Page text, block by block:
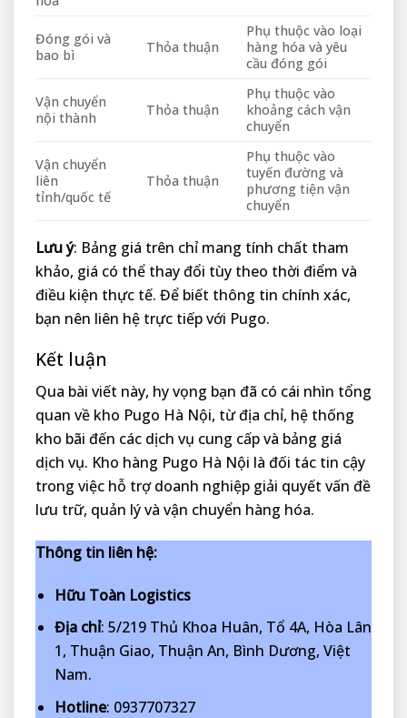
Đóng gói và
bao bì
Thỏa thuận
Phụ thuộc vào loại
hàng hóa và yêu
cầu đóng gói
Vận chuyển
nội thành
Thỏa thuận
Phụ thuộc vào
khoảng cách vận
chuyển
Vận chuyển
liên
tỉnh/quốc tế
Thỏa thuận
Phụ thuộc vào
tuyến đường và
phương tiện vận
chuyển
Lưu ý: Bảng giá trên chỉ mang tính chất tham
khảo, giá có thể thay đổi tùy theo thời điểm và
điều kiện thực tế. Để biết thông tin chính xác,
bạn nên liên hệ trực tiếp với Pugo.
Kết luận
Qua bài viết này, hy vọng bạn đã có cái nhìn tổng
quan về kho Pugo Hà Nội, từ địa chỉ, hệ thống
kho bãi đến các dịch vụ cung cấp và bảng giá
dịch vụ. Kho hàng Pugo Hà Nội là đối tác tin cậy
trong việc hỗ trợ doanh nghiệp giải quyết vấn đề
lưu trữ, quản lý và vận chuyển hàng hóa.
Thông tin liên hệ:
Hữu Toàn Logistics
Địa chỉ: 5/219 Thủ Khoa Huân, Tổ 4A, Hòa Lân
1, Thuận Giao, Thuận An, Bình Dương, Việt
Nam.
Hotline: 0937707327